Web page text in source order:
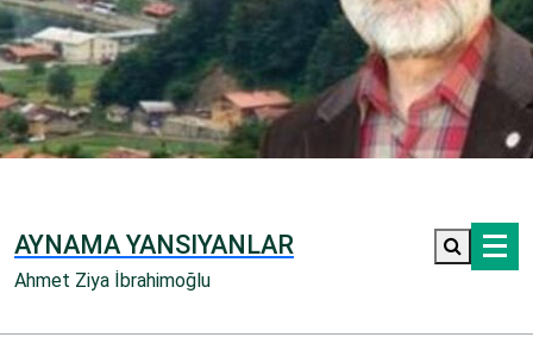
AYNAMA YANSIYANLAR
Ahmet Ziya İbrahimoğlu